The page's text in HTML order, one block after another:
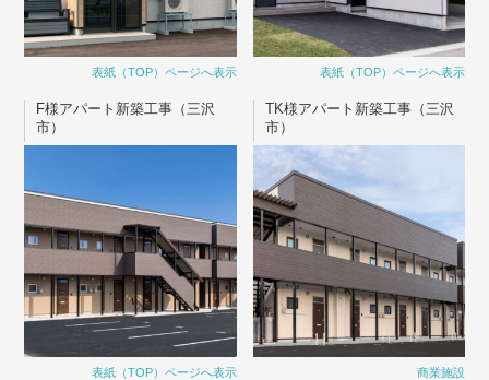
表紙（TOP）ページへ表示 表紙（TOP）ページへ表示
F様アパート新築工事（三沢
市）
表紙（TOP）ページへ表示
TK様アパート新築工事（三沢
市）
商業施設